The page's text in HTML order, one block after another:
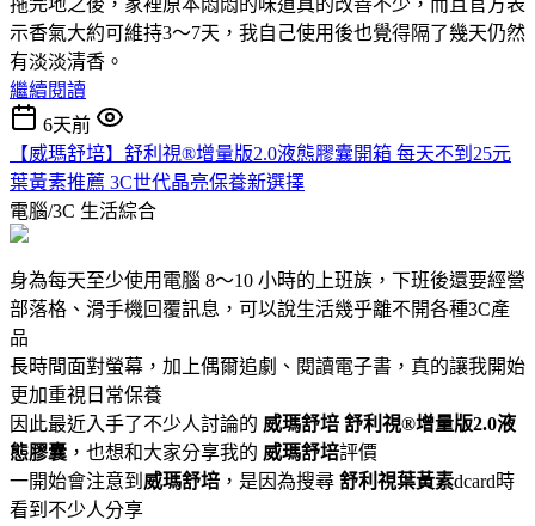
示香氣大約可維持3～7天，我自己使用後也覺得隔了幾天仍然
有淡淡清香。
繼續閱讀
6天前
【威瑪舒培】舒利視®增量版2.0液態膠囊開箱 每天不到25元
葉黃素推薦 3C世代晶亮保養新選擇
電腦/3C 生活綜合
身為每天至少使用電腦 8～10 小時的上班族，下班後還要經營
部落格、滑手機回覆訊息，可以說生活幾乎離不開各種3C產
品
長時間面對螢幕，加上偶爾追劇、閱讀電子書，真的讓我開始
更加重視日常保養
因此最近入手了不少人討論的 威瑪舒培 舒利視®增量版2.0液
態膠囊 ，也想和大家分享我的 威瑪舒培評價
一開始會注意到 威瑪舒培 ，是因為搜尋 舒利視葉黃素dcard時
看到不少人分享